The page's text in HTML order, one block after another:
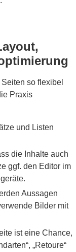
so flexibel
Praxis
und Listen
die Inhalte auch
ggf. den Editor im
Aussagen
Bilder mit
ist eine Chance,
„Retoure“